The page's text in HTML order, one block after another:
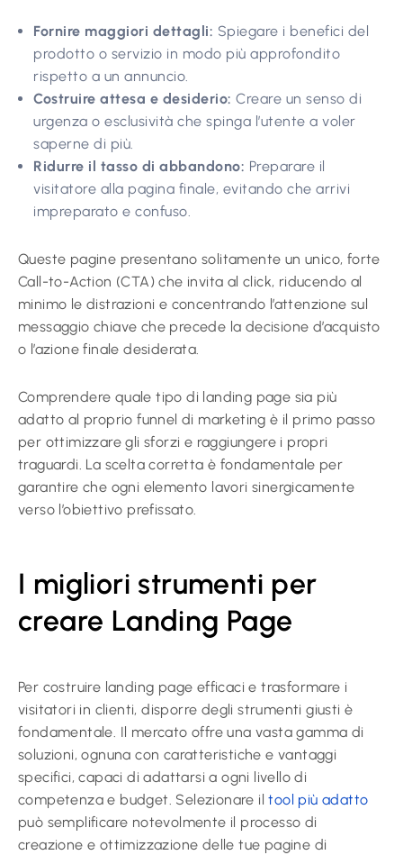
Fornire maggiori dettagli: Spiegare i benefici del
prodotto o servizio in modo più approfondito
rispetto a un annuncio.
Costruire attesa e desiderio: Creare un senso di
urgenza o esclusività che spinga l’utente a voler
saperne di più.
Ridurre il tasso di abbandono: Preparare il
visitatore alla pagina finale, evitando che arrivi
impreparato e confuso.
Queste pagine presentano solitamente un unico, forte
Call-to-Action (CTA) che invita al click, riducendo al
minimo le distrazioni e concentrando l’attenzione sul
messaggio chiave che precede la decisione d’acquisto
o l’azione finale desiderata.
Comprendere quale tipo di landing page sia più
adatto al proprio funnel di marketing è il primo passo
per ottimizzare gli sforzi e raggiungere i propri
traguardi. La scelta corretta è fondamentale per
garantire che ogni elemento lavori sinergicamente
verso l’obiettivo prefissato.
I migliori strumenti per
creare Landing Page
Per costruire landing page efficaci e trasformare i
visitatori in clienti, disporre degli strumenti giusti è
fondamentale. Il mercato offre una vasta gamma di
soluzioni, ognuna con caratteristiche e vantaggi
specifici, capaci di adattarsi a ogni livello di
competenza e budget. Selezionare iltool più adatto
può semplificare notevolmente il processo di
creazione e ottimizzazione delle tue pagine di